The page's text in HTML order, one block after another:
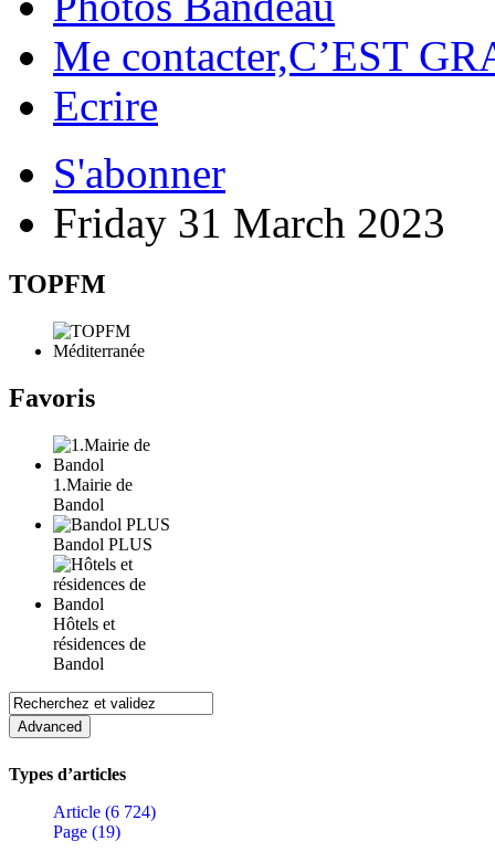
Me contacter,C’EST
Ecrire
S'abonner
Friday 31 March 2023
TOPFM
Favoris
1.Mairie de
Bandol
Bandol PLUS
Hôtels et
résidences de
Bandol
Types d’articles
Article (6 724)
Page (19)